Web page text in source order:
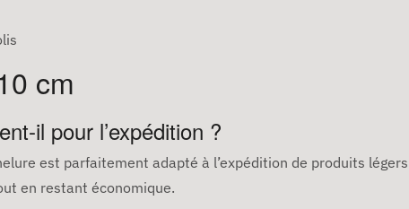
cm
il pour l’expédition ?
est parfaitement adapté à l’expédition de produits
en restant économique.